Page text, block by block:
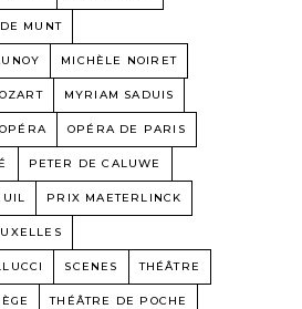
MUNT
MICHÈLE NOIRET
MYRIAM SADUIS
OPÉRA OPÉRA DE PARIS
PETER DE CALUWE
PRIX MAETERLINCK
SCENES THÉÂTRE
THÉÂTRE DE POCHE